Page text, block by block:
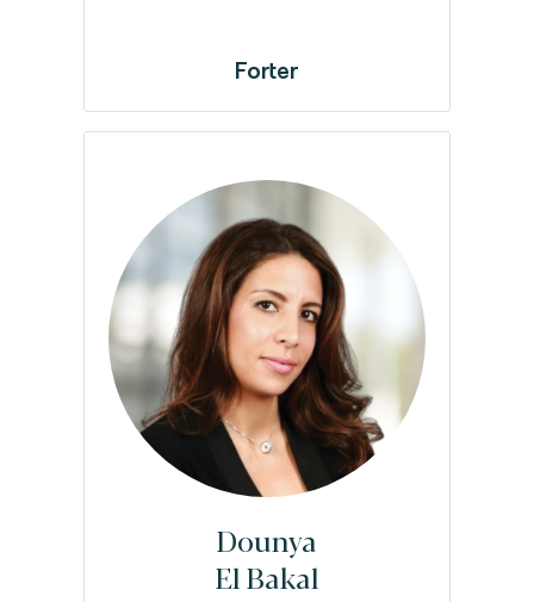
Forter
Dounya
El Bakal